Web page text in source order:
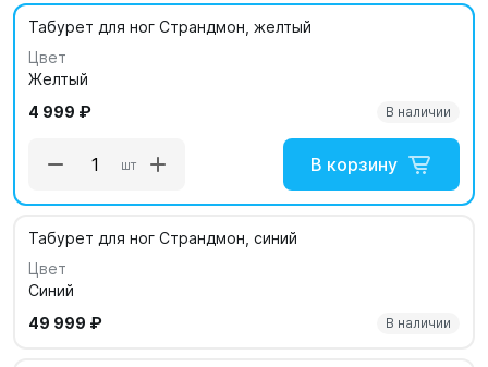
Табурет для ног Страндмон, желтый
Цвет
Желтый
В наличии
4 999 ₽
шт В корзину
Табурет для ног Страндмон, синий
Цвет
Синий
В наличии
49 999 ₽